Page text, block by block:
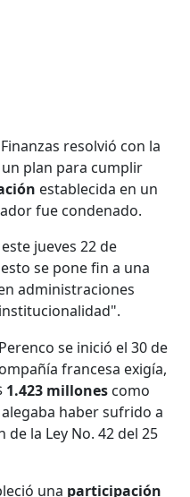
resolvió con la
un plan para cumplir
establecida en un
fue condenado.
jueves 22 de
se pone fin a una
administraciones
se inició el 30 de
francesa exigía,
1.423 millones como
haber sufrido a
la Ley No. 42 del 25
una participación